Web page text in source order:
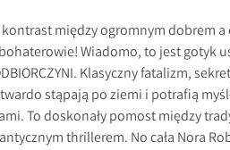
między ogromnym dobrem a
Wiadomo, to jest gotyk
Klasyczny fatalizm,
stąpają po ziemi i potrafią
To doskonały pomost między
thrillerem. No cała Nora